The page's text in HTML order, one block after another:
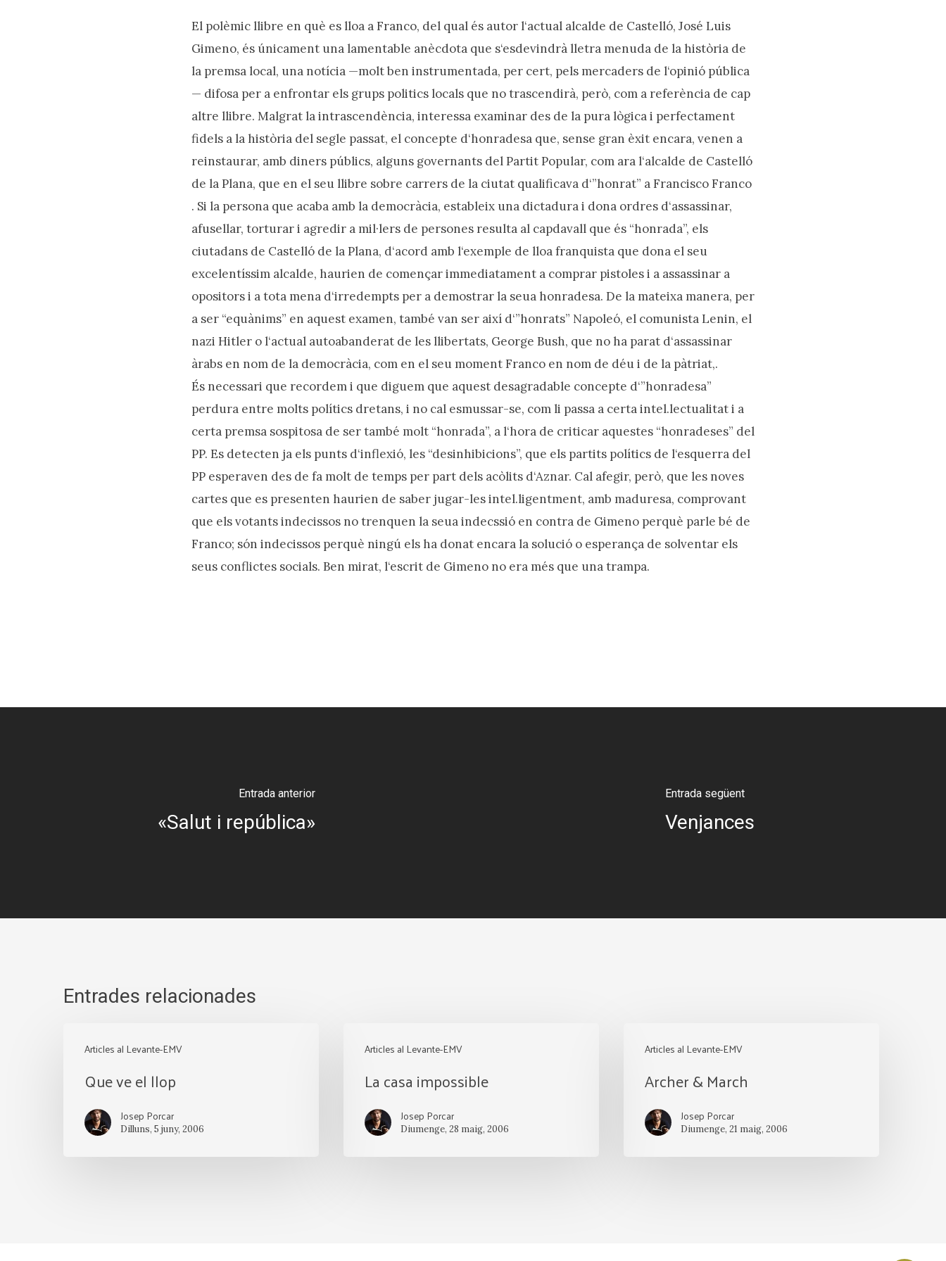
El polèmic llibre en què es lloa a Franco, del qual és autor l‘actual alcalde de Castelló, José Luis
Gimeno, és únicament una lamentable anècdota que s‘esdevindrà lletra menuda de la història de
la premsa local, una notícia —molt ben instrumentada, per cert, pels mercaders de l‘opinió pública
— difosa per a enfrontar els grups politics locals que no trascendirà, però, com a referència de cap
altre llibre. Malgrat la intrascendència, interessa examinar des de la pura lògica i perfectament
fidels a la història del segle passat, el concepte d‘honradesa que, sense gran èxit encara, venen a
reinstaurar, amb diners públics, alguns governants del Partit Popular, com ara l‘alcalde de Castelló
de la Plana, que en el seu llibre sobre carrers de la ciutat qualificava d‘”honrat” a Francisco Franco
. Si la persona que acaba amb la democràcia, estableix una dictadura i dona ordres d‘assassinar,
afusellar, torturar i agredir a mil·lers de persones resulta al capdavall que és “honrada”, els
ciutadans de Castelló de la Plana, d‘acord amb l‘exemple de lloa franquista que dona el seu
excelentíssim alcalde, haurien de començar immediatament a comprar pistoles i a assassinar a
opositors i a tota mena d‘irredempts per a demostrar la seua honradesa. De la mateixa manera, per
a ser “equànims” en aquest examen, també van ser així d‘”honrats” Napoleó, el comunista Lenin, el
nazi Hitler o l‘actual autoabanderat de les llibertats, George Bush, que no ha parat d‘assassinar
àrabs en nom de la democràcia, com en el seu moment Franco en nom de déu i de la pàtriat,.
És necessari que recordem i que diguem que aquest desagradable concepte d‘”honradesa”
perdura entre molts polítics dretans, i no cal esmussar-se, com li passa a certa intel.lectualitat i a
certa premsa sospitosa de ser també molt “honrada”, a l‘hora de criticar aquestes “honradeses” del
PP. Es detecten ja els punts d‘inflexió, les “desinhibicions”, que els partits polítics de l‘esquerra del
PP esperaven des de fa molt de temps per part dels acòlits d‘Aznar. Cal afegir, però, que les noves
cartes que es presenten haurien de saber jugar-les intel.ligentment, amb maduresa, comprovant
que els votants indecissos no trenquen la seua indecssió en contra de Gimeno perquè parle bé de
Franco; són indecissos perquè ningú els ha donat encara la solució o esperança de solventar els
seus conflictes socials. Ben mirat, l‘escrit de Gimeno no era més que una trampa.
Entrada anterior
«Salut i república»
Entrada següent
Venjances
Entrades relacionades
Articles al Levante-EMV
Que ve el llop
Josep Porcar
Dilluns, 5 juny, 2006
Articles al Levante-EMV
casa
impossible
La casa impossible
Josep Porcar
Diumenge, 28 maig, 2006
Articles al Levante-EMV
MarchArcher & March
Josep Porcar
Diumenge, 21 maig, 2006